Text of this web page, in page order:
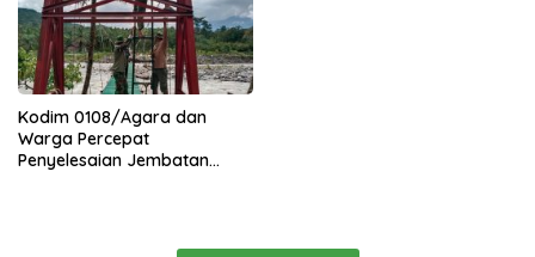
Kodim 0108/Agara dan
Warga Percepat
Penyelesaian Jembatan